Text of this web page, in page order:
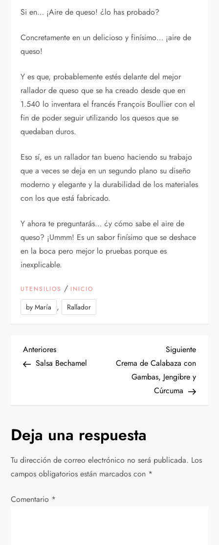
Si en… ¡Aire de queso! ¿lo has probado?
Concretamente en un delicioso y finísimo… ¡aire de
queso!
Y es que, probablemente estés delante del mejor
rallador de queso que se ha creado desde que en
1.540 lo inventara el francés François Boullier con el
fin de poder seguir utilizando los quesos que se
quedaban duros.
Eso sí, es un rallador tan bueno haciendo su trabajo
que a veces se deja en un segundo plano su diseño
moderno y elegante y la durabilidad de los materiales
con los que está fabricado.
Y ahora te preguntarás… ¿y cómo sabe el aire de
queso? ¡Ummm! Es un sabor finísimo que se deshace
en la boca pero mejor lo pruebas porque es
inexplicable.
UTENSILIOS / INICIO
by María , Rallador
N
e
g
a
c
Entrada
anterior
Anteriores
Salsa Bechamel
Siguiente
Crema de Calabaza con
Gambas, Jengibre y
Cúrcuma
Deja una respuesta
Tu dirección de correo electrónico no será publicada. Los
campos obligatorios están marcados con *
Comentario *